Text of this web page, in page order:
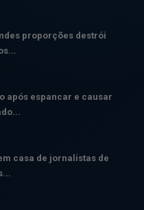
proporções destrói
após espancar e causar
casa de jornalistas de